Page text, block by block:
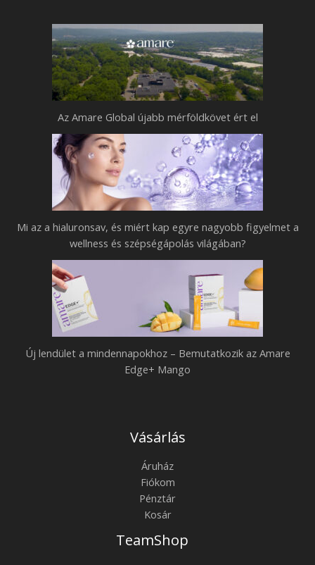
Az Amare Global újabb mérföldkövet ért el
Mi az a hialuronsav, és miért kap egyre nagyobb figyelmet a
wellness és szépségápolás világában?
Új lendület a mindennapokhoz – Bemutatkozik az Amare
Edge+ Mango
Vásárlás
Áruház
Fiókom
Pénztár
Kosár
TeamShop